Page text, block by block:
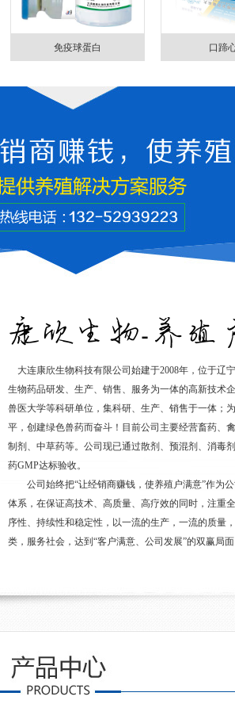
免疫球蛋白 口蹄
大连康欣生物科技有限公司始建于2008年，位于辽
生物药品研发、生产、销售、服务为一体的高新技术
兽医大学等科研单位，集科研、生产、销售于一体；
平，创建绿色兽药而奋斗！目前公司主要经营畜药、
制剂、中草药等。公司现已通过散剂、预混剂、消毒
药GMP达标验收。
公司始终把“让经销商赚钱，使养殖户满意”作为
体系，在保证高技术、高质量、高疗效的同时，注重
序性、持续性和稳定性，以一流的生产，一流的质量
类，服务社会，达到“客户满意、公司发展”的双赢局面